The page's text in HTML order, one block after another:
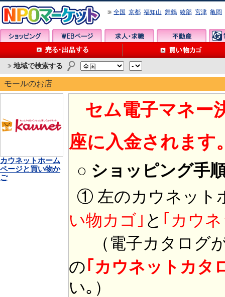
全国 京都 福知山 舞鶴 綾部 宮津 亀岡
地域で検索する
モールのお店
カウネットホーム
ページと買い物か
ご
セム電子マネー
座に入金されます
○ ショッピング手
① 左のカウネット
い物カゴ｣ と ｢カウ
（電子カタログ
の｢カウネットカタ
い｡）